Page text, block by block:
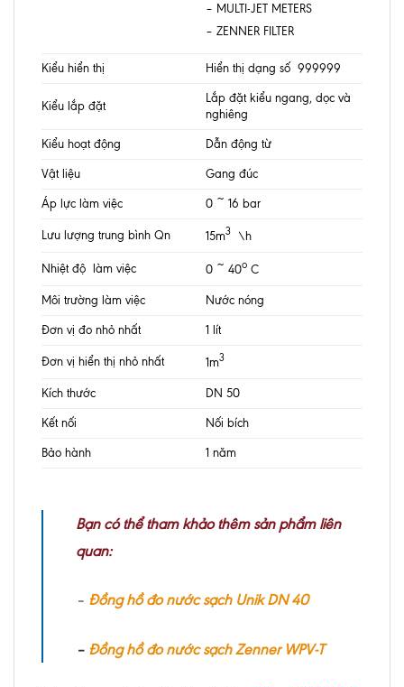
– MULTI-JET METERS
– ZENNER FILTER
Kiểu hiển thị Hiển thị dạng số 999999
Kiểu lắp đặt
Lắp đặt kiểu ngang, dọc và
nghiêng
Kiểu hoạt động
Dẫn động từ
Vật liệu
Gang đúc
Áp lực làm việc
0 ~ 16 bar
Lưu lượng trung bình Qn 15m3 \h
Nhiệt độ làm việc 0 ~ 40o C
Môi trường làm việc
Nước nóng
Đơn vị đo nhỏ nhất
1 lít
Đơn vị hiển thị nhỏ nhất 1m3
Kích thước
DN 50
Kết nối
Nối bích
Bảo hành
1 năm
Bạn có thể tham khảo thêm sản phẩm liên
quan:
– Đồng hồ đo nước sạch Unik DN 40
– Đồng hồ đo nước sạch Zenner WPV-T